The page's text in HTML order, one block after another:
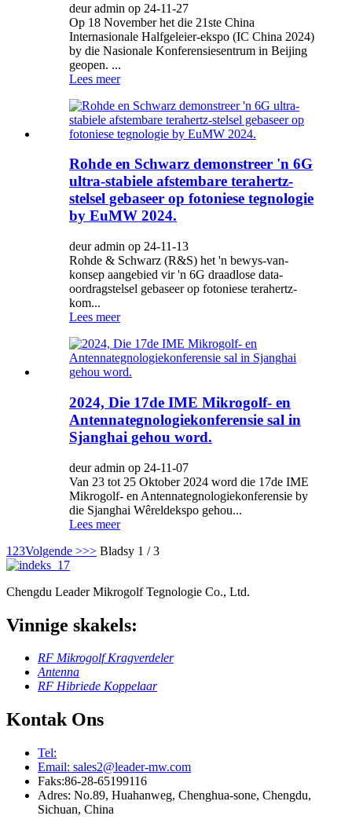
deur admin op 24-11-27
Op 18 November het die 21ste China
Internasionale Halfgeleier-ekspo (IC China 2024)
by die Nasionale Konferensiesentrum in Beijing
geopen. ...
Lees meer
Rohde en Schwarz demonstreer 'n 6G
ultra-stabiele afstembare terahertz-
stelsel gebaseer op fotoniese tegnologie
by EuMW 2024.
deur admin op 24-11-13
Rohde & Schwarz (R&S) het 'n bewys-van-
konsep aangebied vir 'n 6G draadlose data-
oordragstelsel gebaseer op fotoniese terahertz-
kom...
Lees meer
2024, Die 17de IME Mikrogolf- en
Antennategnologiekonferensie sal in
Sjanghai gehou word.
deur admin op 24-11-07
Van 23 tot 25 Oktober 2024 word die 17de IME
Mikrogolf- en Antennategnologiekonferensie by
die Sjanghai Wêreldekspo gehou...
Lees meer
1 23Volgende >>> Bladsy 1 / 3
Chengdu Leader Mikrogolf Tegnologie Co., Ltd.
Vinnige skakels:
RF Mikrogolf Kragverdeler
Antenna
RF Hibriede Koppelaar
Kontak Ons
Tel:
Email: sales2@leader-mw.com
Faks:86-28-65199116
Adres: No.89, Huahanweg, Chenghua-sone, Chengdu,
Sichuan, China